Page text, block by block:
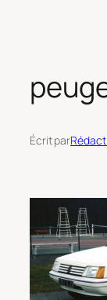
Écrit par